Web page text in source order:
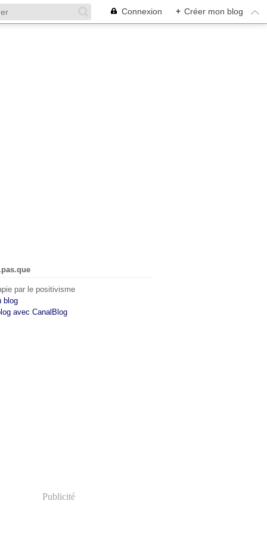
Connexion + Créer mon blog
par le positivisme
blog
avec CanalBlog
Publicité